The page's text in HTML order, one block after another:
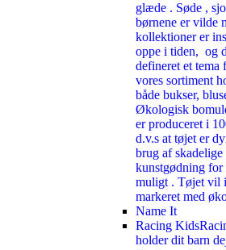
glæde . Søde ,
børnene er vilde
kollektioner er
oppe i tiden, og
defineret et
vores sortiment
både bukser,
Økologisk
er produceret i
d.v.s at tøjet er
brug af
kunstgødning for
muligt . Tøjet vil
markeret med
Name It
Racing Kids
holder dit barn